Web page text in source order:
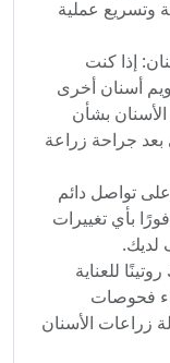
وتسريع عملية
إذا كنت
أسنان أخرى
الأسنان بشأن
جراحة زراعة
تواصل دائم
بأي تغييرات
لديك.
للعناية
فحوصات
زراعات الأسنان